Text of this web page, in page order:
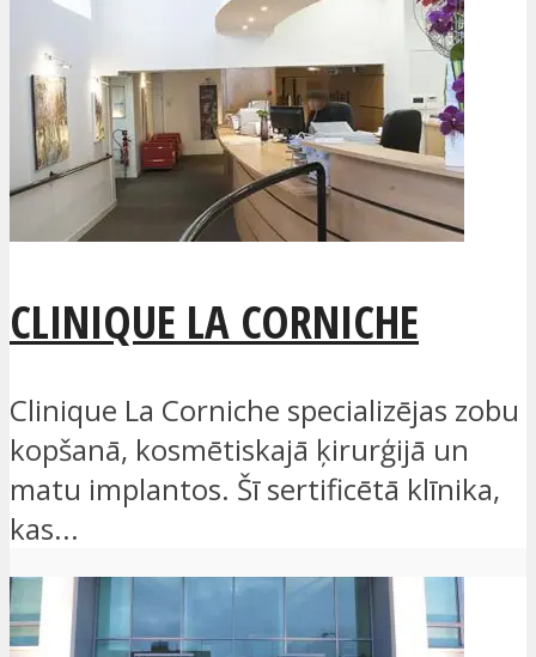
CLINIQUE LA CORNICHE
Clinique La Corniche specializējas zobu
kopšanā, kosmētiskajā ķirurģijā un
matu implantos. Šī sertificētā klīnika,
kas...